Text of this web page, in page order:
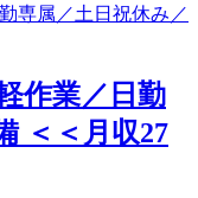
作業／日勤
＜＜月収27